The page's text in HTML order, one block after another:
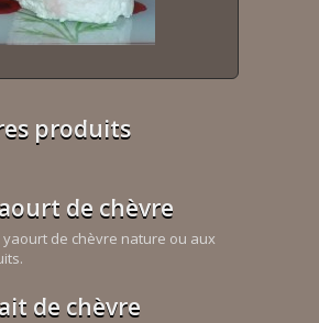
produits
de chèvre
yaourt de chèvre nature ou aux
de chèvre